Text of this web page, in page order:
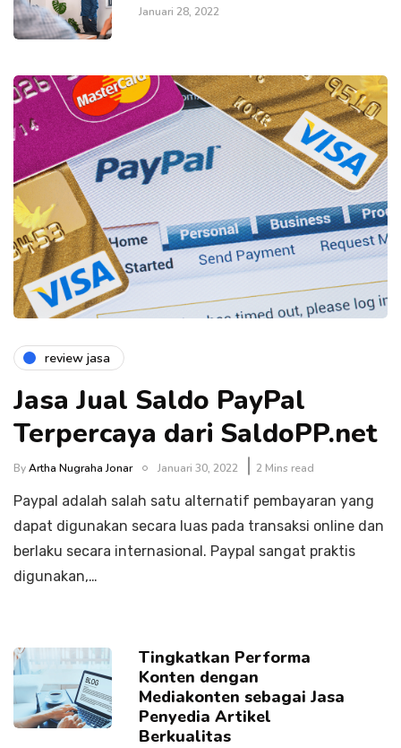
Januari 28, 2022
review jasa
Jasa Jual Saldo PayPal
Terpercaya dari SaldoPP.net
ByArtha Nugraha Jonar Januari 30, 2022 2 Mins read
Paypal adalah salah satu alternatif pembayaran yang
dapat digunakan secara luas pada transaksi online dan
berlaku secara internasional. Paypal sangat praktis
digunakan,…
Tingkatkan Performa
Konten dengan
Mediakonten sebagai Jasa
Penyedia Artikel
Berkualitas